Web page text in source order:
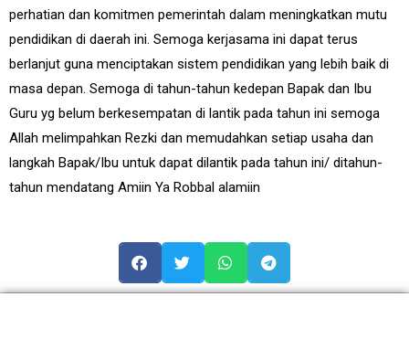
perhatian dan komitmen pemerintah dalam meningkatkan mutu
pendidikan di daerah ini. Semoga kerjasama ini dapat terus
berlanjut guna menciptakan sistem pendidikan yang lebih baik di
masa depan. Semoga di tahun-tahun kedepan Bapak dan Ibu
Guru yg belum berkesempatan di lantik pada tahun ini semoga
Allah melimpahkan Rezki dan memudahkan setiap usaha dan
langkah Bapak/Ibu untuk dapat dilantik pada tahun ini/ ditahun-
tahun mendatang Amiin Ya Robbal alamiin